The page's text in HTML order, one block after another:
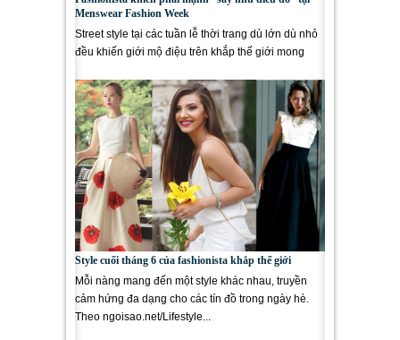
Menswear Fashion Week
Street style tại các tuần lễ thời trang dù lớn dù nhỏ
đều khiến giới mộ điệu trên khắp thế giới mong
Style cuối tháng 6 của fashionista khắp thế giới
Mỗi nàng mang đến một style khác nhau, truyền
cảm hứng đa dạng cho các tín đồ trong ngày hè.
Theo ngoisao.net/Lifestyle...